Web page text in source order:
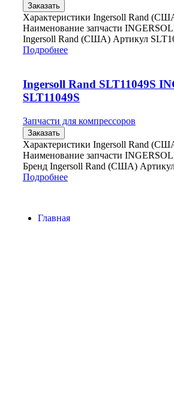
Заказать
Характеристики Ingersoll Rand
Наименование запчасти
Ingersoll Rand (США) Артикул
Подробнее
Ingersoll Rand SLT11049S
SLT11049S
Запчасти для компрессоров
Заказать
Характеристики Ingersoll Rand
Наименование запчасти
Бренд Ingersoll Rand (США)
Подробнее
Главная